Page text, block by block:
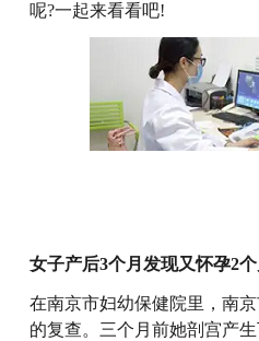
呢?一起来看看吧!
女子产后3个月发现又怀孕2个
在南京市妇幼保健院里，南
的复查。三个月前她剖宫产